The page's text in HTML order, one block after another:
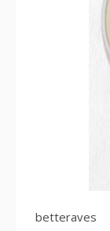
betteraves